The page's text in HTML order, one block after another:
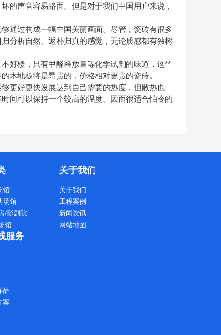
的声音容易路面。但是对于我们中国用户来说，
通过构成一幅中国美丽画面。尽管，瓷砖有很多
分析自然、返朴归真的感觉，无论质感都有独树
好楼，只有甲醛释放量等化学试剂的味道，这**
木地板将是昂贵的，价格相对更贵的瓷砖。
更好更快发展达到自己需要的热度，但散热也
间可以保持一个较高的温度。因而很适合怕冷的
馆
场馆
/影剧院
馆
关于我们
关于我们
工程案例
新闻资讯
网站地图
服务
品
案